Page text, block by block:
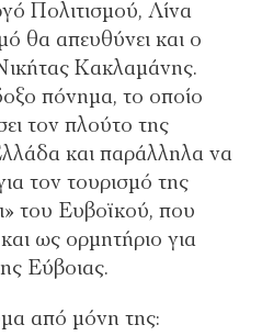
Πολιτισμού, Λίνα
θα απευθύνει και ο
Κακλαμάνης.
πόνημα, το οποίο
τον πλούτο της
και παράλληλα να
τον τουρισμό της
του Ευβοϊκού, που
ως ορμητήριο για
Εύβοιας.
από μόνη της: